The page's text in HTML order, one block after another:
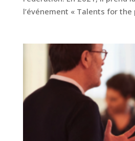
l’événement « Talents for the